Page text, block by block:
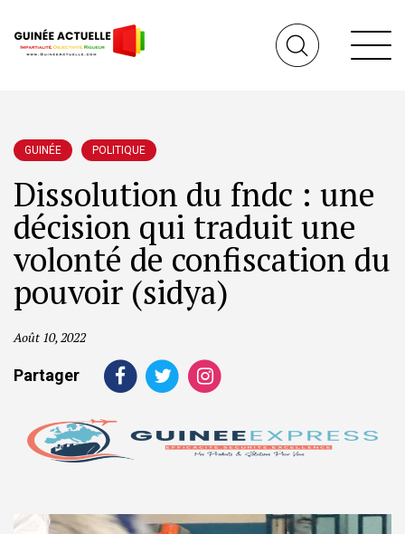
GUINÉE POLITIQUE
Dissolution du fndc : une
décision qui traduit une
volonté de confiscation du
pouvoir (sidya)
Août 10, 2022
Partager